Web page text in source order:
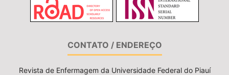
CONTATO / ENDEREÇO
Revista de Enfermagem da Universidade Federal do Piauí